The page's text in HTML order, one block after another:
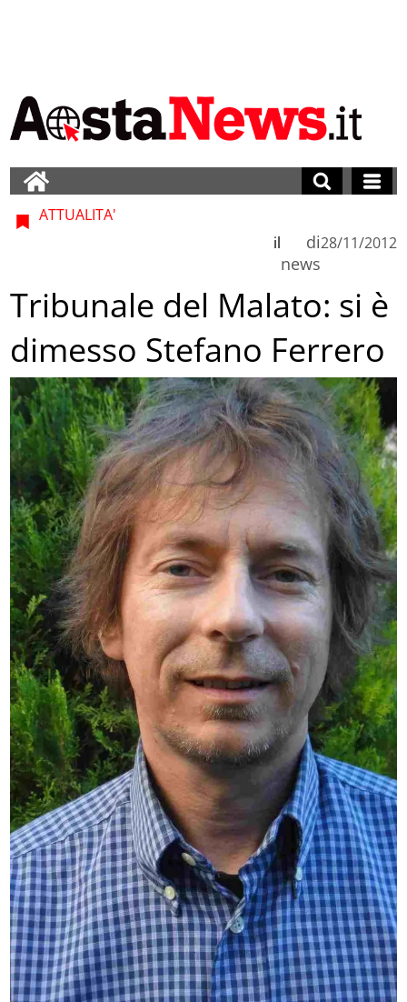
ATTUALITA'
di
news
il 28/11/2012
Tribunale del Malato: si è
dimesso Stefano Ferrero